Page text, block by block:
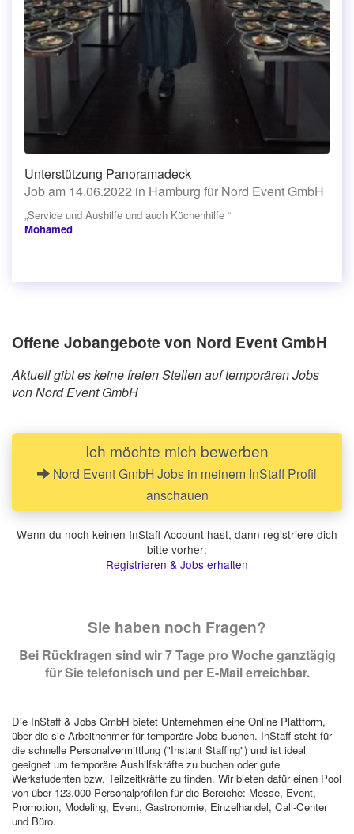
Unterstützung Panoramadeck
Job am 14.06.2022 in Hamburg für Nord Event GmbH
„Service und Aushilfe und auch Küchenhilfe “
Mohamed
Offene Jobangebote von Nord Event GmbH
Aktuell gibt es keine freien Stellen auf temporären Jobs
von Nord Event GmbH
Ich möchte mich bewerben
Nord Event GmbH Jobs in meinem InStaff Profil
anschauen
Wenn du noch keinen InStaff Account hast, dann registriere dich
bitte vorher:
Registrieren & Jobs erhalten
Sie haben noch Fragen?
Bei Rückfragen sind wir 7 Tage pro Woche ganztägig
für Sie telefonisch und per E-Mail erreichbar.
Die InStaff & Jobs GmbH bietet Unternehmen eine Online Plattform,
über die sie Arbeitnehmer für temporäre Jobs buchen. InStaff steht für
die schnelle Personalvermittlung ("Instant Staffing") und ist ideal
geeignet um temporäre Aushilfskräfte zu buchen oder gute
Werkstudenten bzw. Teilzeitkräfte zu finden. Wir bieten dafür einen Pool
von über 123.000 Personalprofilen für die Bereiche: Messe, Event,
Promotion, Modeling, Event, Gastronomie, Einzelhandel, Call-Center
und Büro.